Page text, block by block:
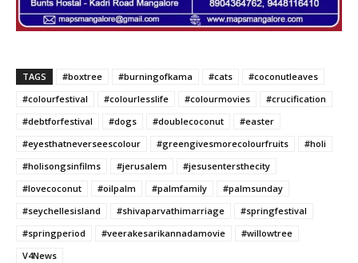
TAGS #boxtree #burningofkama #cats
#coconutleaves
#colourfestival
#colourlesslife #colourmovies
#crucification
#debtforfestival
#dogs #doublecoconut
#easter
#eyesthatneverseescolour
#greengivesmorecolourfruits
#holi
#holisongsinfilms
#jerusalem
#jesusentersthecity
#lovecoconut
#oilpalm #palmfamily
#palmsunday
#seychellesisland
#shivaparvathimarriage
#springfestival
#springperiod
#veerakesarikannadamovie
#willowtree
V4News